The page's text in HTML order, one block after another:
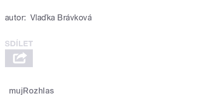
autor: Vlaďka Brávková
mujRozhlas